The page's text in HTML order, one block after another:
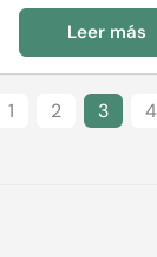
Leer más
1 2 3 4